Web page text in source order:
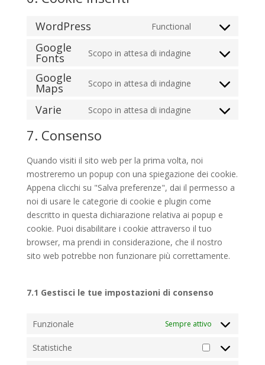
WordPress Functional
Consent
service
Google
Fonts Scopo in attesa di indagine
Consent
service
fonts
Google
Maps Scopo in attesa di indagine
Consent
service
Varie Scopo in attesa di indagine
Consent
varie
7. Consenso
Quando visiti il sito web per la prima volta, noi
mostreremo un popup con una spiegazione dei cookie.
Appena clicchi su "Salva preferenze", dai il permesso a
noi di usare le categorie di cookie e plugin come
descritto in questa dichiarazione relativa ai popup e
cookie. Puoi disabilitare i cookie attraverso il tuo
browser, ma prendi in considerazione, che il nostro
sito web potrebbe non funzionare più correttamente.
7.1 Gestisci le tue impostazioni di consenso
Funzionale Sempre attivo
Statistiche
Statistiche